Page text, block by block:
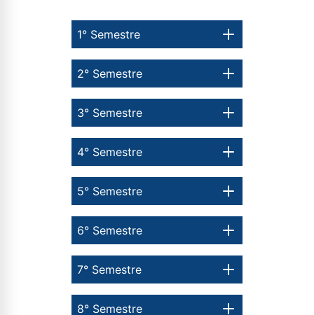
1° Semestre
8° Semestre
7° Semestre
6° Semestre
5° Semestre
4° Semestre
3° Semestre
2° Semestre